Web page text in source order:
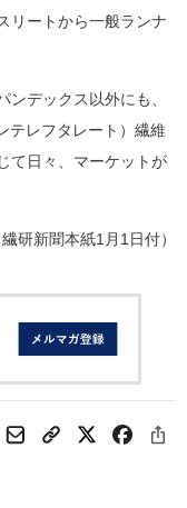
リートから一般ランナ
デックス以外にも、
テレフタレート）繊維
て日々、マーケットが
繊研新聞本紙1月1日付）